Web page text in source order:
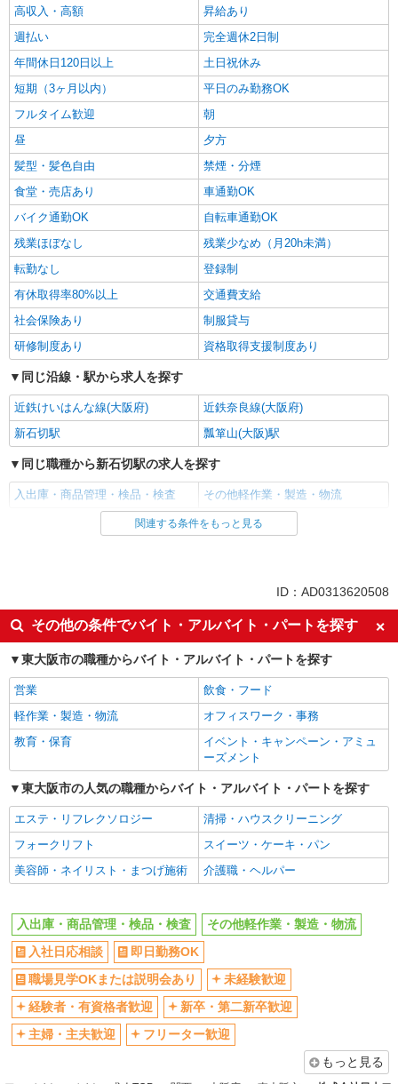
2t・3t 早朝勤務の食品配送ドライバー
月給31万円〜 ＋賞与年2回 （経験・能力によ
る） ※研修期間中は月給23万円〜となります。
期間は平均1か月未満ですが、最短2週間でのワ
ンマンデビューの方も！ また不安な方は最大3
か月の教育期間を設けておりますので経験に合わ
せて考慮いたします。
・東大阪営業所（大阪府東大阪市菱江2-7-1）
キープ
アルバイト パート
株式会社バイトレ（ADM813000）
手のひらサイズ中心◎数える・詰めるだけの超
時給1374円（就業先により異なる）
大阪府東大阪市
キープ 詳細を見る
アルバイト パート
株式会社バイトレ（ADM807123）
久しぶりのお仕事に｜座ってできるモクモク軽
時給1374円（就業先により異なる）
大阪府東大阪市
キープ
株式会社ライズトラスト
月給33万円〜36万円 ＋賞与年2回 研修期間
（約1か月）：月給250,000円〜 平均1か月未満で
ワンマンデビュー！最短2週間での独り立ちも可
能！ 即戦力として早期デビューを目指せる環境で
す。 もちろん、不安な方には最長3か月の教育期
・東大阪営業所（大阪府東大阪市菱江2-7-1）
キープ 詳細を見る
正社員
株式会社ライズトラスト
日勤のルート配送ドライバー
月給28万円〜34万円 ＋賞与年2回 研修期間
（約1か月）：月給240,000円〜 平均1か月未満で
能！ 即戦力として早期デビューを目指せる環境で
す。 もちろん、不安な方には最長3か月の教育期
間を設けているので、 経験に合わせて柔軟に対応
します。
・東大阪営業所（大阪府東大阪市菱江2-7-1）
キープ 詳細を見る
アルバイト パート
久しぶりのお仕事に｜座ってできるモクモク軽
作業
時給1374円（就業先により異なる）
大阪府東大阪市
キープ
高収入・高額
昇給あり
週払い
完全週休2日制
年間休日120日以上
土日祝休み
短期（3ヶ月以内）
平日のみ勤務OK
フルタイム歓迎
朝
昼
夕方
髪型・髪色自由
禁煙・分煙
食堂・売店あり
車通勤OK
バイク通勤OK
自転車通勤OK
残業ほぼなし
残業少なめ（月20h未満）
転勤なし
登録制
有休取得率80%以上
交通費支給
社会保険あり
制服貸与
研修制度あり
資格取得支援制度あり
同じ沿線・駅から求人を探す
近鉄けいはんな線(大阪府)
近鉄奈良線(大阪府)
新石切駅
瓢箪山(大阪)駅
同じ職種から新石切駅の求人を探す
入出庫・商品管理・検品・検査 その他軽作業・製造・物流
同じ雇用形態から新石切駅の求人を探す
入社日応相談
即日勤務OK
職場見学OKまたは説明会あり
未経験歓迎
経験者・有資格者歓迎
新卒・第二新卒歓迎
主婦・主夫歓迎
フリーター歓迎
学歴不問
ブランクOK
ミドル（40代～）活躍中
エルダー（50代～）活躍中
高収入・高額
昇給あり
週払い
完全週休2日制
年間休日120日以上
土日祝休み
短期（3ヶ月以内）
平日のみ勤務OK
フルタイム歓迎
朝
髪型・髪色自由
禁煙・分煙
食堂・売店あり
バイク通勤OK
自転車通勤OK
残業ほぼなし
残業少なめ（月20h未満）
転勤なし
登録制
社会保険あり
制服貸与
関連する条件をもっと見る
ID：AD0313620508
その他の条件でバイト・アルバイト・パートを探す
東大阪市の職種からバイト・アルバイト・パートを探す
営業
飲食・フード
軽作業・製造・物流
オフィスワーク・事務
教育・保育
イベント・キャンペーン・アミュ
ーズメント
東大阪市の人気の職種からバイト・アルバイト・パートを探す
エステ・リフレクソロジー
清掃・ハウスクリーニング
フォークリフト
スイーツ・ケーキ・パン
美容師・ネイリスト・まつげ施術
介護職・ヘルパー
入出庫・商品管理・検品・検査
その他軽作業・製造・物流
入社日応相談
即日勤務OK
職場見学OKまたは説明会あり
未経験歓迎
経験者・有資格者歓迎
新卒・第二新卒歓迎
主婦・主夫歓迎
フリーター歓迎
もっと見る